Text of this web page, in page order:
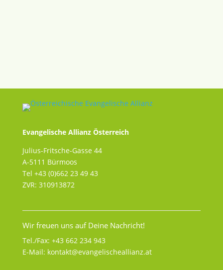
Evangelische Allianz Österreich
Julius-Fritsche-Gasse 44
A-5111 Bürmoos
Tel +43 (0)662 23 49 43
ZVR: 310913872
Wir freuen uns auf Deine Nachricht!
Tel./Fax: +43 662 234 943
E-Mail: kontakt@evangelischeallianz.at